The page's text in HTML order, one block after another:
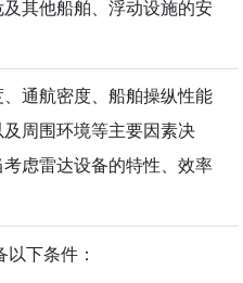
其他船舶、浮动设施的安
通航密度、船舶操纵性能
周围环境等主要因素决
虑雷达设备的特性、效率
下条件：